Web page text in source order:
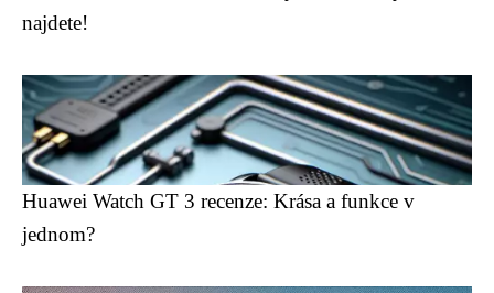
najdete!
Huawei Watch GT 3 recenze: Krása a funkce v
jednom?